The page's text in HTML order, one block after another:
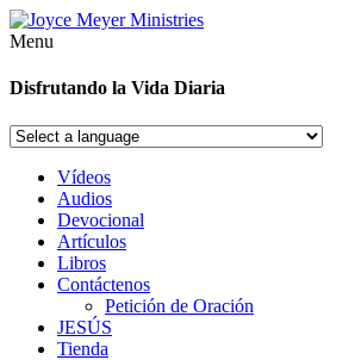
Menu
Disfrutando la Vida Diaria
Vídeos
Audios
Devocional
Artículos
Libros
Contáctenos
Petición de Oración
JESÚS
Tienda